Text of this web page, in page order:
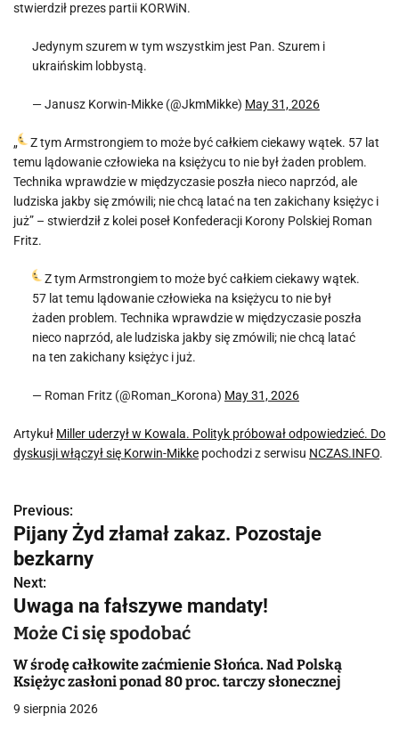
stwierdził prezes partii KORWiN.
Jedynym szurem w tym wszystkim jest Pan. Szurem i
ukraińskim lobbystą.
— Janusz Korwin-Mikke (@JkmMikke) May 31, 2026
„
Z tym Armstrongiem to może być całkiem ciekawy wątek. 57 lat
temu lądowanie człowieka na księżycu to nie był żaden problem.
Technika wprawdzie w międzyczasie poszła nieco naprzód, ale
ludziska jakby się zmówili; nie chcą latać na ten zakichany księżyc i
już” – stwierdził z kolei poseł Konfederacji Korony Polskiej Roman
Fritz.
Z tym Armstrongiem to może być całkiem ciekawy wątek.
57 lat temu lądowanie człowieka na księżycu to nie był
żaden problem. Technika wprawdzie w międzyczasie poszła
nieco naprzód, ale ludziska jakby się zmówili; nie chcą latać
na ten zakichany księżyc i już.
— Roman Fritz (@Roman_Korona) May 31, 2026
Artykuł Miller uderzył w Kowala. Polityk próbował odpowiedzieć. Do
dyskusji włączył się Korwin-Mikke pochodzi z serwisu NCZAS.INFO.
N
a
w
i
a
c
Previous:
Pijany Żyd złamał zakaz. Pozostaje
bezkarny
Next:
Uwaga na fałszywe mandaty!
Może Ci się spodobać
W środę całkowite zaćmienie Słońca. Nad Polską
Księżyc zasłoni ponad 80 proc. tarczy słonecznej
9 sierpnia 2026